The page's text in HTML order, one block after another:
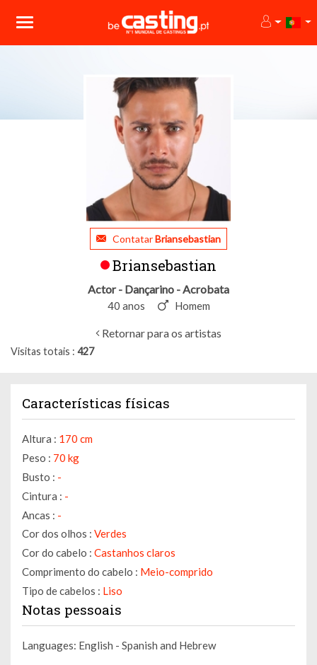
ContatarBriansebastian
Briansebastian
Actor - Dançarino - Acrobata
40 anos Homem
Retornar para os artistas
Visitas totais 427
Características físicas
Altura : 170 cm
Peso : 70 kg
Busto : -
Cintura : -
Ancas : -
Cor dos olhos : Verdes
Cor do cabelo : Castanhos claros
Comprimento do cabelo : Meio-comprido
Tipo de cabelos : Liso
Notas pessoais
Languages: English - Spanish and Hebrew